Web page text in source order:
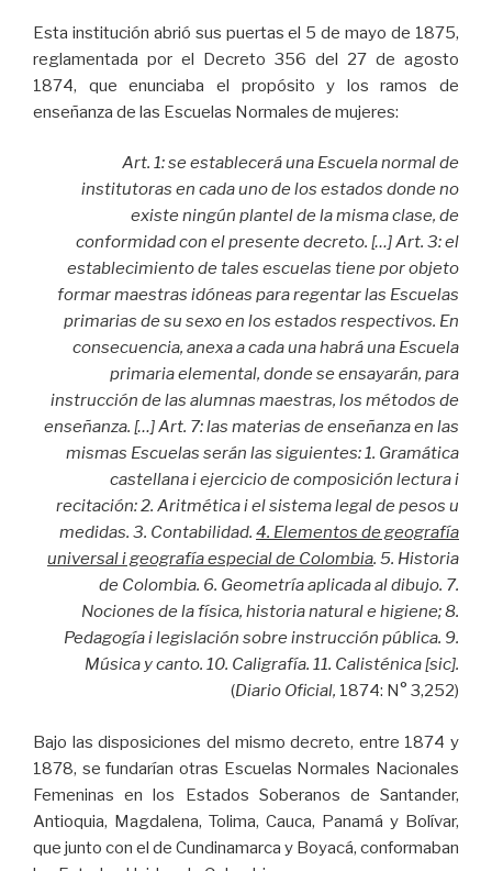
Esta institución abrió sus puertas el 5 de mayo de 1875,
reglamentada por el Decreto 356 del 27 de agosto
1874, que enunciaba el propósito y los ramos de
enseñanza de las Escuelas Normales de mujeres:
Art. 1: se establecerá una Escuela normal de
institutoras en cada uno de los estados donde no
existe ningún plantel de la misma clase, de
conformidad con el presente decreto. […] Art. 3: el
establecimiento de tales escuelas tiene por objeto
formar maestras idóneas para regentar las Escuelas
primarias de su sexo en los estados respectivos. En
consecuencia, anexa a cada una habrá una Escuela
primaria elemental, donde se ensayarán, para
instrucción de las alumnas maestras, los métodos de
enseñanza. […] Art. 7: las materias de enseñanza en las
mismas Escuelas serán las siguientes: 1. Gramática
castellana i ejercicio de composición lectura i
recitación: 2. Aritmética i el sistema legal de pesos u
medidas. 3. Contabilidad. 4. Elementos de geografía
universal i geografía especial de Colombia. 5. Historia
de Colombia. 6. Geometría aplicada al dibujo. 7.
Nociones de la física, historia natural e higiene; 8.
Pedagogía i legislación sobre instrucción pública. 9.
Música y canto. 10. Caligrafía. 11. Calisténica [sic].
(Diario Oficial, 1874: N° 3,252)
Bajo las disposiciones del mismo decreto, entre 1874 y
1878, se fundarían otras Escuelas Normales Nacionales
Femeninas en los Estados Soberanos de Santander,
Antioquia, Magdalena, Tolima, Cauca, Panamá y Bolívar,
que junto con el de Cundinamarca y Boyacá, conformaban